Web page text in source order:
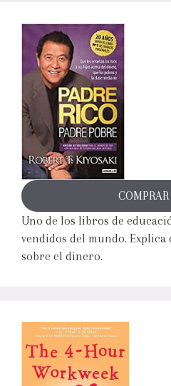
Uno de los libros de
vendidos del mundo.
sobre el dinero.